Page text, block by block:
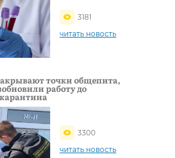
3181
читать новость
точки общепита,
работу до
3300
читать новость